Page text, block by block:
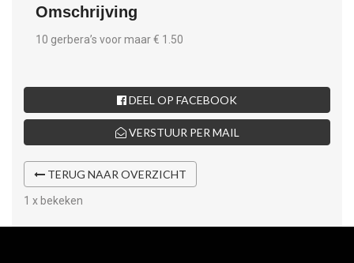
Omschrijving
10 gerbera’s voor maar € 1.50
DEEL OP FACEBOOK
VERSTUUR PER MAIL
TERUG NAAR OVERZICHT
1 x bekeken